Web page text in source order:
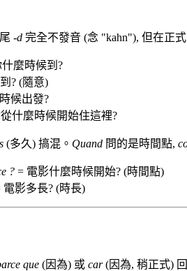
-d 完全不發音 (念 "kahn"), 但在正
麼時候到?
? (隨意)
候出發?
什麼時候開始住這裡?
(多久) 搞混。 Quand 問的是時間點,
? = 電影什麼時候開始? (時間點)
電影多長? (時長)
que (因為) 或 car(因為, 稍正式)